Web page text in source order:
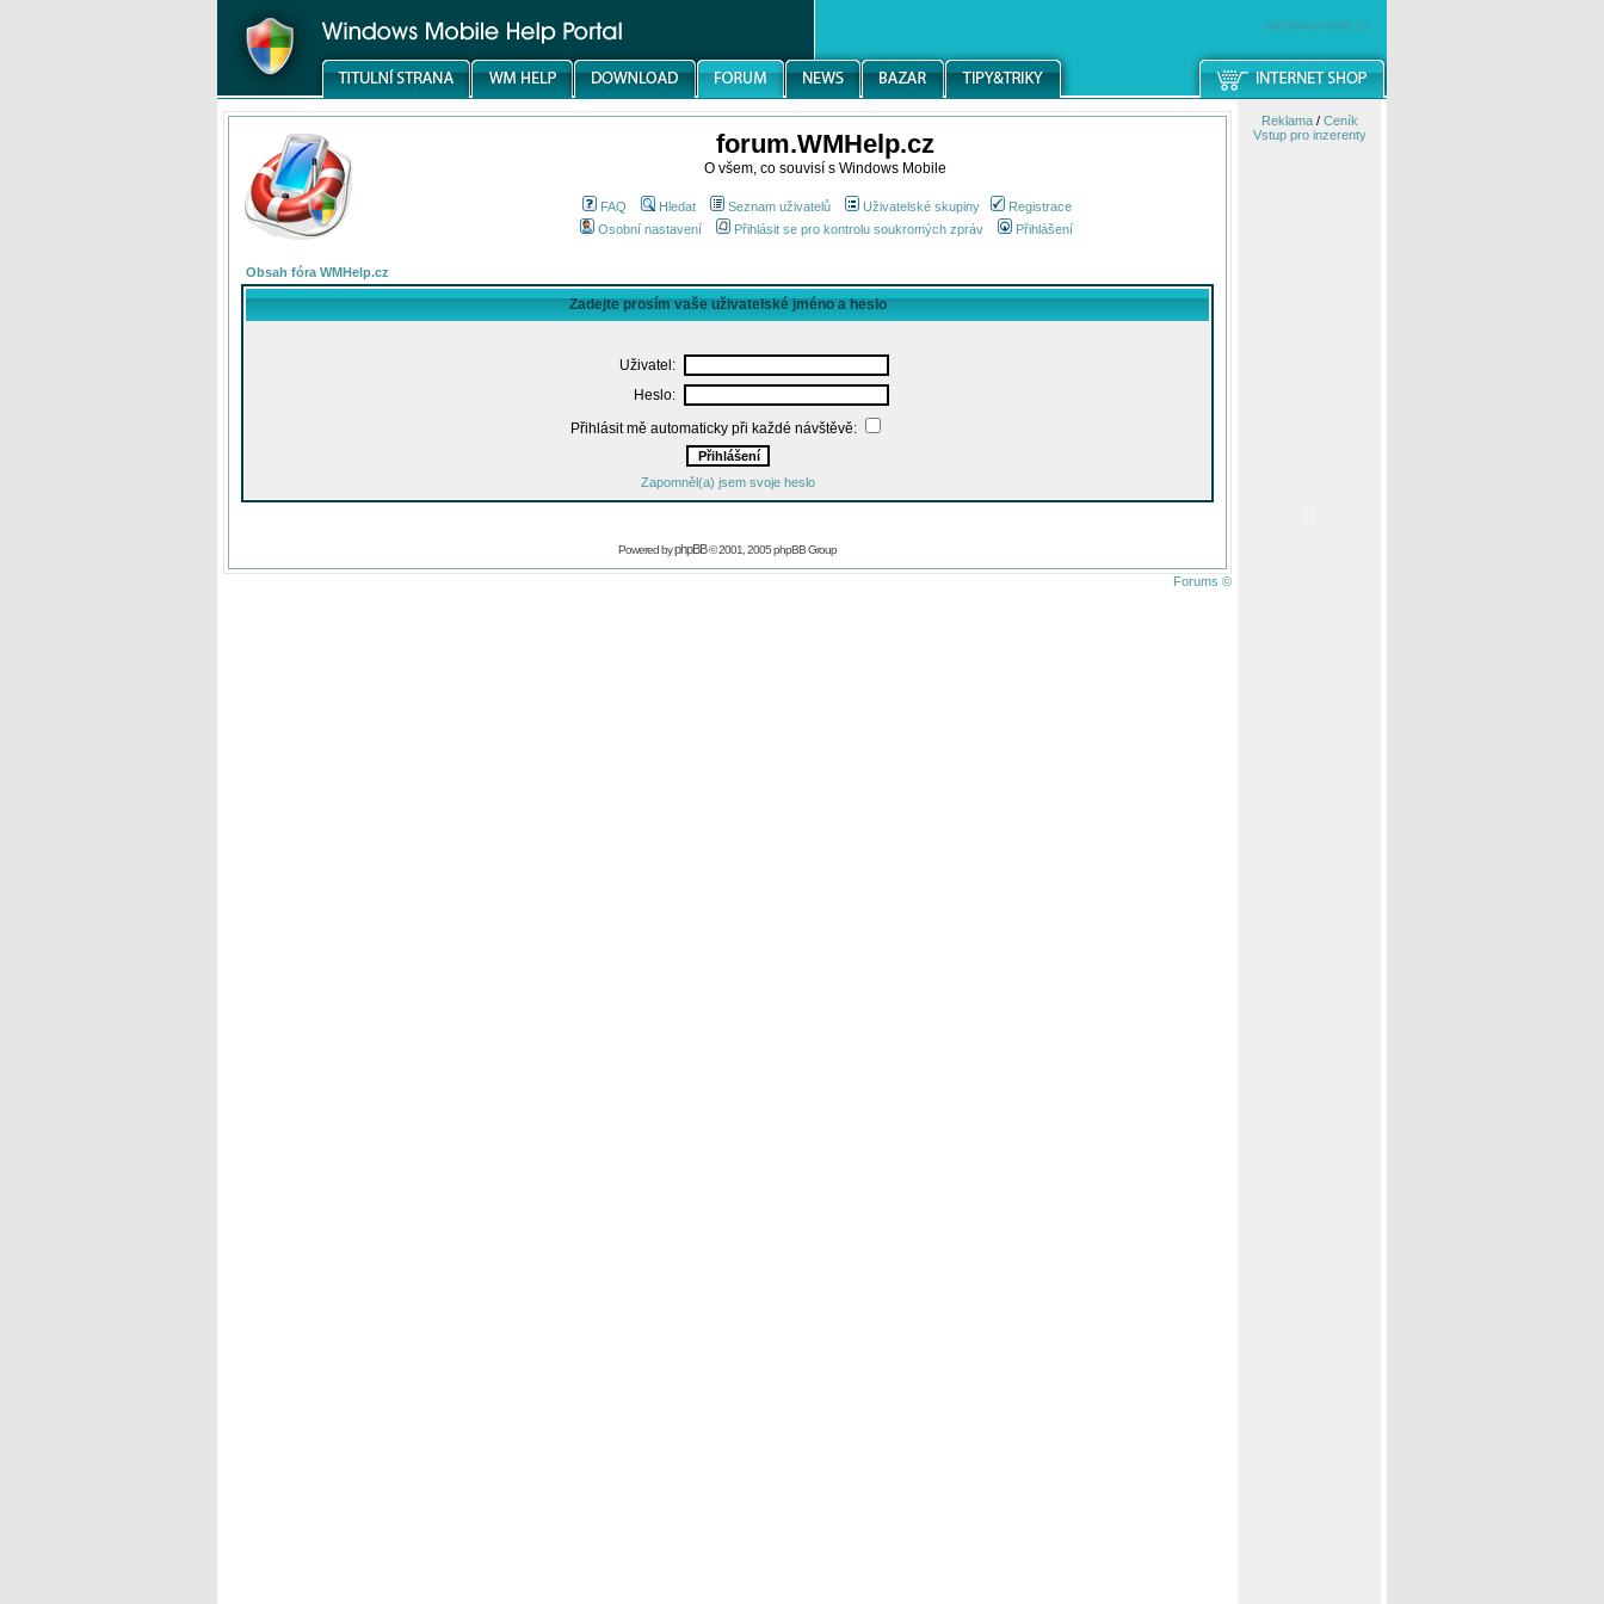
windowsmobile.cz
forum.WMHelp.cz
O všem, co souvisí s Windows Mobile
FAQ Hledat Seznam uživatelů Uživatelské skupiny
Registrace
Osobní nastavení
Přihlásit se pro kontrolu soukromých zpráv Přihlášení
Obsah fóra WMHelp.cz
Zadejte prosím vaše uživatelské jméno a heslo
Uživatel:
Heslo:
Přihlásit mě automaticky při každé návštěvě:
Zapomněl(a) jsem svoje heslo
Powered byphpBB© 2001, 2005 phpBB Group
Forums ©
Reklama/ Ceník
Vstup pro inzerenty